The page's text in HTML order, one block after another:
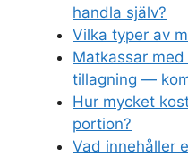
handla själv?
Vilka typer av
Matkassar
tillagning —
Hur mycket
portion?
Vad innehåller